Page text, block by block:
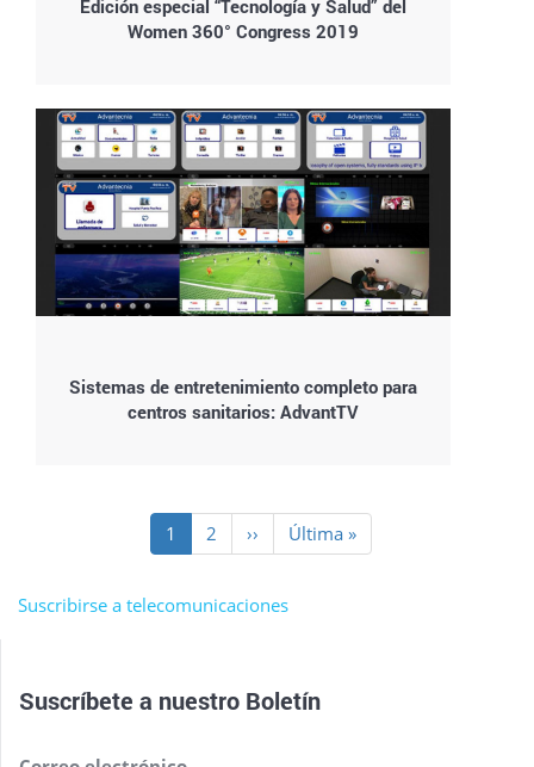
Edición especial “Tecnología y Salud” del
Women 360° Congress 2019
Sistemas de entretenimiento completo para
centros sanitarios: AdvantTV
Página
actual
1 Page
2
Siguiente
página
››
Última
página
Última »
Suscribirse a telecomunicaciones
Suscríbete a nuestro Boletín